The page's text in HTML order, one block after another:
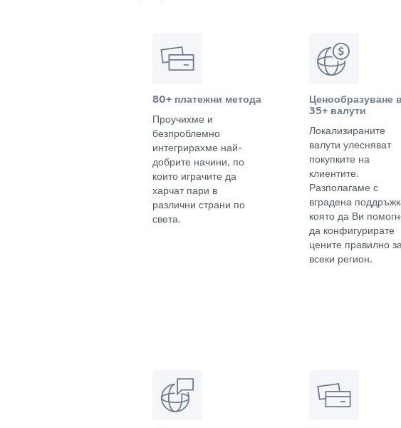
80+ платежни метода
Проучихме и
безпроблемно
интегрирахме най-
добрите начини, по
които играчите да
харчат пари в
различни страни по
света.
Ценообразуване в
35+ валути
Локализираните
валути улесняват
покупките на
клиентите.
Разполагаме с
вградена
която да Ви
да конфигурирате
цените правилно за
всеки регион.